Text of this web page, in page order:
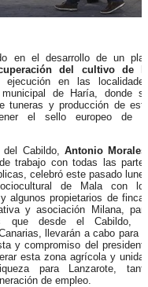
en el desarrollo de un
del cultivo de
ejecución en las
municipal de Haría, donde
tuneras y producción de
el sello europeo de
Cabildo, Antonio Morales
trabajo con todas las
celebró este pasado
de Mala con
algunos propietarios de
y asociación Milana,
que desde el Cabildo,
llevarán a cabo para
y compromiso del
esta zona agrícola y
para Lanzarote,
de empleo.